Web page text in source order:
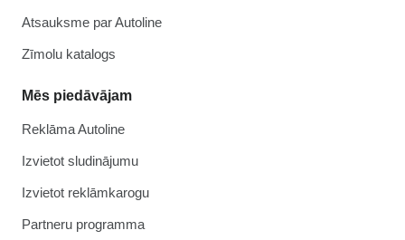
Atsauksme par Autoline
Zīmolu katalogs
Mēs piedāvājam
Reklāma Autoline
Izvietot sludinājumu
Izvietot reklāmkarogu
Partneru programma